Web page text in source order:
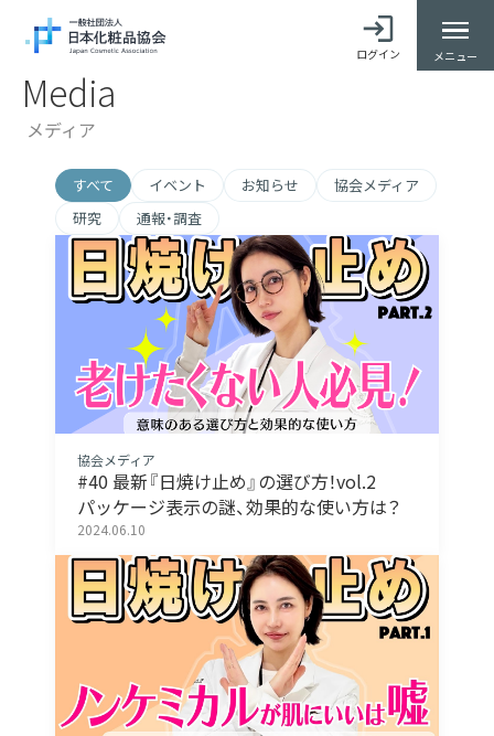
ログイン メニュー
Media
メディア
すべて イベント お知らせ
協会メディア
研究
通報・調査
協会メディア
#40 最新『日焼け止め』の選び方！vol.2
パッケージ表示の謎、効果的な使い方は？
2024.06.10